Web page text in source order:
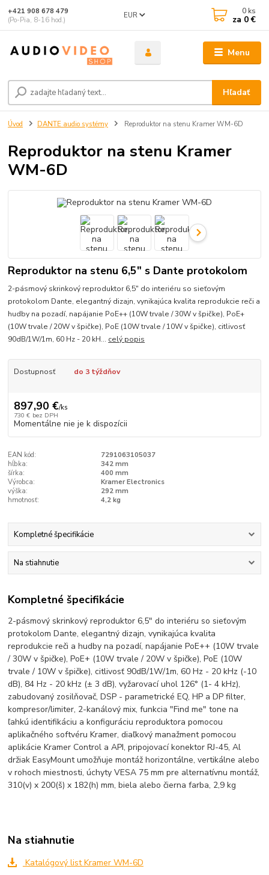
Menu
EUR
Hľadať
+421 908 678 479
(Po-Pia, 8-16 hod.)
0 ks
za 0 €
Úvod DANTE audio systémy Reproduktor na stenu Kramer WM-6D
Reproduktor na stenu Kramer
WM-6D
Reproduktor na stenu 6,5" s Dante protokolom
2-pásmový skrinkový reproduktor 6,5" do interiéru so sieťovým
protokolom Dante, elegantný dizajn, vynikajúca kvalita reprodukcie reči a
hudby na pozadí, napájanie PoE++ (10W trvale / 30W v špičke), PoE+
(10W trvale / 20W v špičke), PoE (10W trvale / 10W v špičke), citlivosť
90dB/1W/1m, 60 Hz - 20 kH... celý popis
Dostupnosť do 3 týždňov
897,90 €/ks
730 € bez DPH
Momentálne nie je k dispozícii
EAN kód:
7291063105037
hĺbka:
342 mm
šírka:
400 mm
Výrobca:
Kramer Electronics
výška:
292 mm
hmotnosť:
4,2 kg
Kompletné špecifikácie
Na stiahnutie
Kompletné špecifikácie
2-pásmový skrinkový reproduktor 6,5" do interiéru so sieťovým
protokolom Dante, elegantný dizajn, vynikajúca kvalita
reprodukcie reči a hudby na pozadí, napájanie PoE++ (10W trvale
/ 30W v špičke), PoE+ (10W trvale / 20W v špičke), PoE (10W
trvale / 10W v špičke), citlivosť 90dB/1W/1m, 60 Hz - 20 kHz (-10
dB), 84 Hz - 20 kHz (± 3 dB), vyžarovací uhol 126° (1- 4 kHz),
zabudovaný zosilňovač, DSP - parametrické EQ, HP a DP filter,
kompresor/limiter, 2-kanálový mix, funkcia "Find me" tone na
ľahkú identifikáciu a konfiguráciu reproduktora pomocou
aplikačného softvéru Kramer, diaľkový manažment pomocou
aplikácie Kramer Control a API, pripojovací konektor RJ-45, Al
držiak EasyMount umožňuje montáž horizontálne, vertikálne alebo
v rohoch miestnosti, úchyty VESA 75 mm pre alternatívnu montáž,
310(v) x 200(š) x 182(h) mm, biela alebo čierna farba, 2,9 kg
Na stiahnutie
Katalógový list Kramer WM-6D